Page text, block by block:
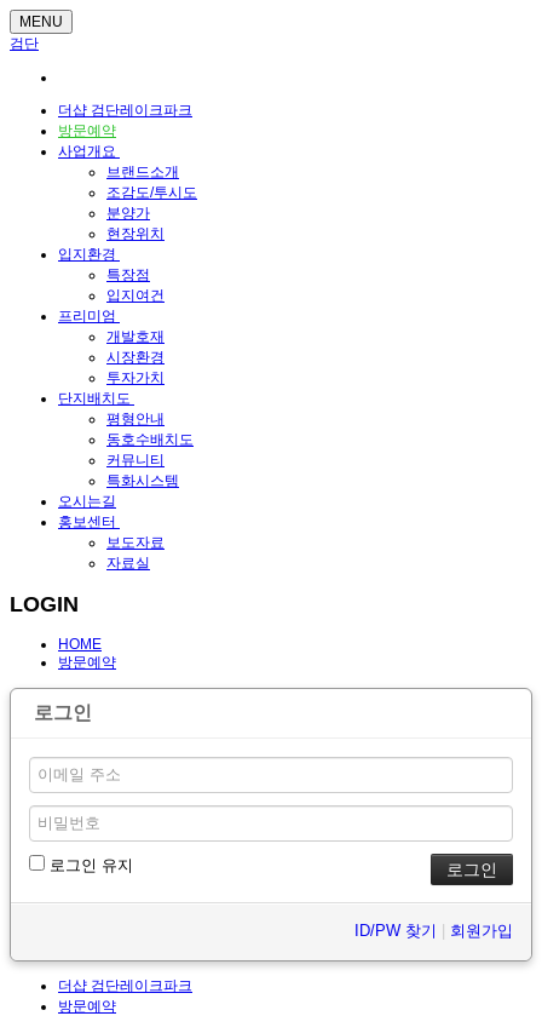
MENU
검단
더샵 검단레이크파크
방문예약
사업개요
브랜드소개
조감도/투시도
분양가
현장위치
입지환경
특장점
입지여건
프리미엄
개발호재
시장환경
투자가치
단지배치도
평형안내
동호수배치도
커뮤니티
특화시스템
오시는길
홍보센터
보도자료
자료실
LOGIN
HOME
방문예약
로그인
로그인 유지
ID/PW 찾기 회원가입
더샵 검단레이크파크
방문예약